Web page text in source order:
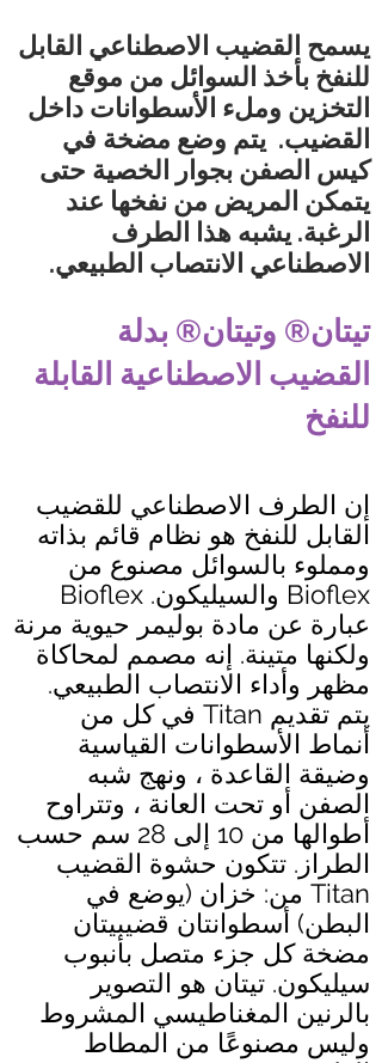
يسمح القضيب الاصطناعي القابل
للنفخ بأخذ السوائل من موقع
التخزين وملء الأسطوانات داخل
القضيب. يتم وضع مضخة في
كيس الصفن بجوار الخصية حتى
يتمكن المريض من نفخها عند
الرغبة. يشبه هذا الطرف
الاصطناعي الانتصاب الطبيعي.
تيتان® وتيتان® بدلة
القضيب الاصطناعية القابلة
للنفخ
إن الطرف الاصطناعي للقضيب
القابل للنفخ هو نظام قائم بذاته
ومملوء بالسوائل مصنوع من
Bioflex والسيليكون. Bioflex
عبارة عن مادة بوليمر حيوية مرنة
ولكنها متينة. إنه مصمم لمحاكاة
مظهر وأداء الانتصاب الطبيعي.
يتم تقديم Titan في كل من
أنماط الأسطوانات القياسية
وضيقة القاعدة ، ونهج شبه
الصفن أو تحت العانة ، وتتراوح
أطوالها من 10 إلى 28 سم حسب
الطراز. تتكون حشوة القضيب
Titan من: خزان (يوضع في
البطن) أسطوانتان قضيبيتان
مضخة كل جزء متصل بأنبوب
سيليكون. تيتان هو التصوير
بالرنين المغناطيسي المشروط
وليس مصنوعًا من المطاط